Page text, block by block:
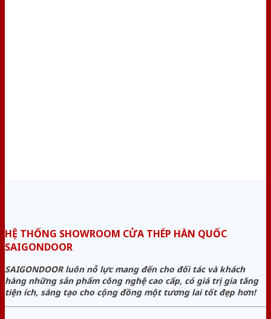
HỆ THỐNG SHOWROOM CỬA THÉP HÀN QUỐC
SAIGONDOOR
SAIGONDOOR luôn nỗ lực mang đến cho đối tác và khách
hàng những sản phẩm công nghệ cao cấp, có giá trị gia tăng
tiện ích, sáng tạo cho cộng đồng một tương lai tốt đẹp hơn!